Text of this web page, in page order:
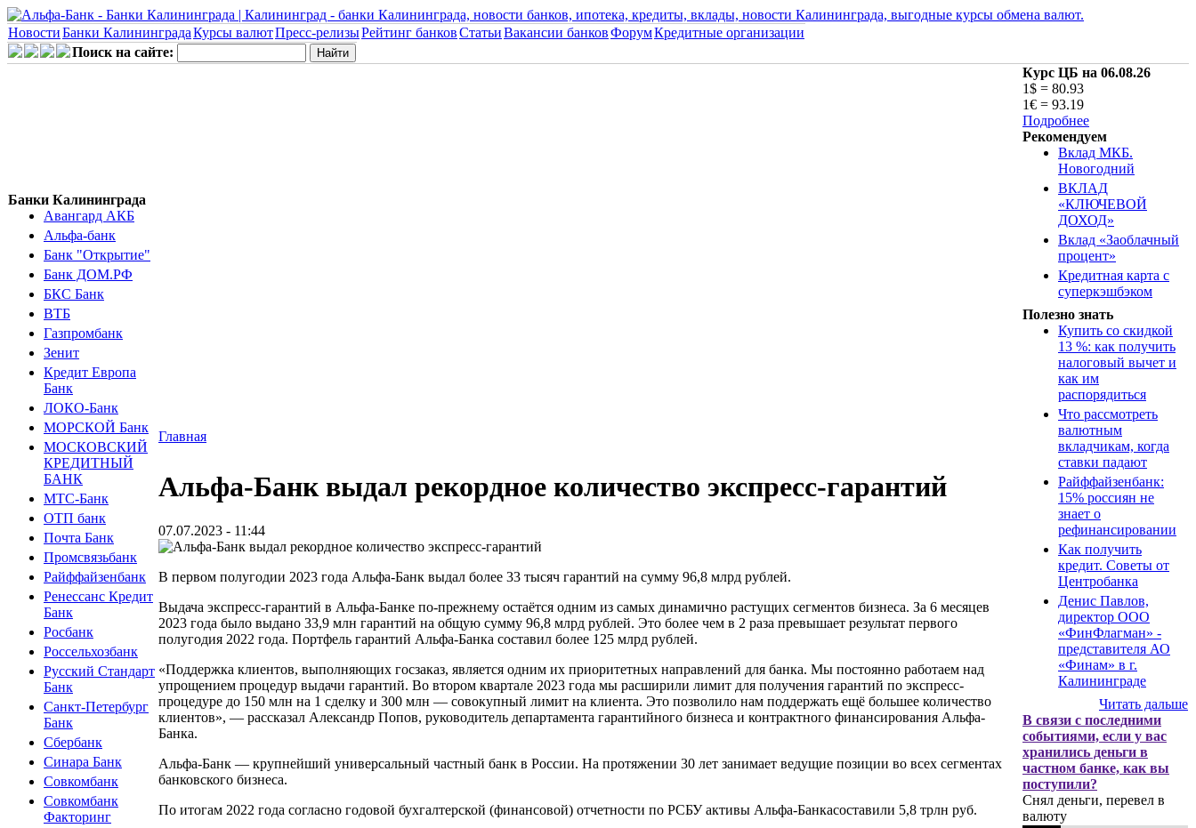
НовостиБанки КалининградаКурсы валютПресс-релизыРейтинг банковСтатьиВакансии банковФорумКредитные организации
Поиск на сайте:
Банки Калининграда
Авангард АКБ
Альфа-банк
Банк "Открытие"
Банк ДОМ.РФ
БКС Банк
ВТБ
Газпромбанк
Зенит
Кредит Европа
Банк
ЛОКО-Банк
МОРСКОЙ Банк
МОСКОВСКИЙ
КРЕДИТНЫЙ
БАНК
МТС-Банк
ОТП банк
Почта Банк
Промсвязьбанк
Райффайзенбанк
Ренессанс Кредит
Банк
Росбанк
Россельхозбанк
Русский Стандарт
Банк
Санкт-Петербург
Банк
Сбербанк
Синара Банк
Совкомбанк
Совкомбанк
Факторинг
Главная
Альфа-Банк выдал рекордное количество экспресс-гарантий
07.07.2023 - 11:44
В первом полугодии 2023 года Альфа-Банк выдал более 33 тысяч гарантий на сумму 96,8 млрд рублей.
Выдача экспресс-гарантий в Альфа-Банке по-прежнему остаётся одним из самых динамично растущих сегментов бизнеса. За 6 месяцев
2023 года было выдано 33,9 млн гарантий на общую сумму 96,8 млрд рублей. Это более чем в 2 раза превышает результат первого
полугодия 2022 года. Портфель гарантий Альфа-Банка составил более 125 млрд рублей.
«Поддержка клиентов, выполняющих госзаказ, является одним их приоритетных направлений для банка. Мы постоянно работаем над
упрощением процедур выдачи гарантий. Во втором квартале 2023 года мы расширили лимит для получения гарантий по экспресс-
процедуре до 150 млн на 1 сделку и 300 млн — совокупный лимит на клиента. Это позволило нам поддержать ещё большее количество
клиентов», — рассказал Александр Попов, руководитель департамента гарантийного бизнеса и контрактного финансирования Альфа-
Банка.
Альфа-Банк — крупнейший универсальный частный банк в России. На протяжении 30 лет занимает ведущие позиции во всех сегментах
банковского бизнеса.
По итогам 2022 года согласно годовой бухгалтерской (финансовой) отчетности по РСБУ активы Альфа-Банкасоставили 5,8 трлн руб.
Курс ЦБ на 06.08.26
1$ = 80.93
1€ = 93.19
Подробнее
Рекомендуем
Вклад МКБ.
Новогодний
ВКЛАД
«КЛЮЧЕВОЙ
ДОХОД»
Вклад «Заоблачный
процент»
Кредитная карта с
суперкэшбэком
Полезно знать
Купить со скидкой
13 %: как получить
налоговый вычет и
как им
распорядиться
Что рассмотреть
валютным
вкладчикам, когда
ставки падают
Райффайзенбанк:
15% россиян не
знает о
рефинансировании
Как получить
кредит. Советы от
Центробанка
Денис Павлов,
директор ООО
«ФинФлагман» -
представителя АО
«Финам» в г.
Калининграде
Читать дальше
В связи с последними
событиями, если у вас
хранились деньги в
частном банке, как вы
поступили?
Снял деньги, перевел в
валюту